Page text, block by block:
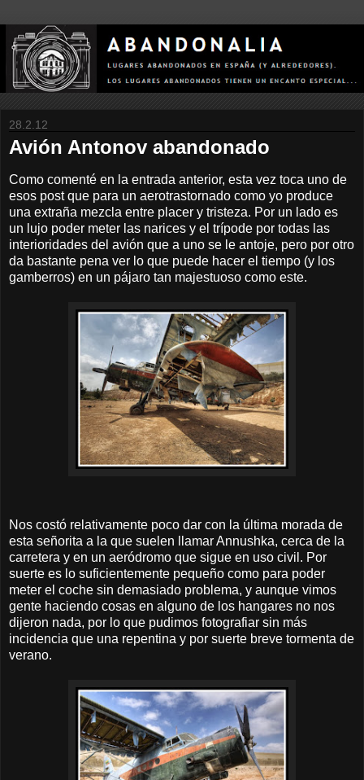
28.2.12
Avión Antonov abandonado
Como comenté en la entrada anterior, esta vez toca uno de
esos post que para un aerotrastornado como yo produce
una extraña mezcla entre placer y tristeza. Por un lado es
un lujo poder meter las narices y el trípode por todas las
interioridades del avión que a uno se le antoje, pero por otro
da bastante pena ver lo que puede hacer el tiempo (y los
gamberros) en un pájaro tan majestuoso como este.
Nos costó relativamente poco dar con la última morada de
esta señorita a la que suelen llamar Annushka, cerca de la
carretera y en un aeródromo que sigue en uso civil. Por
suerte es lo suficientemente pequeño como para poder
meter el coche sin demasiado problema, y aunque vimos
gente haciendo cosas en alguno de los hangares no nos
dijeron nada, por lo que pudimos fotografiar sin más
incidencia que una repentina y por suerte breve tormenta de
verano.